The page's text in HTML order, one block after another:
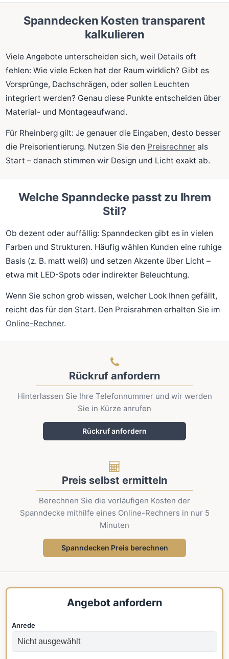
Spanndecken Kosten transparent
kalkulieren
Viele Angebote unterscheiden sich, weil Details oft
fehlen: Wie viele Ecken hat der Raum wirklich? Gibt es
Vorsprünge, Dachschrägen, oder sollen Leuchten
integriert werden? Genau diese Punkte entscheiden über
Material- und Montageaufwand.
Für Rheinberg gilt: Je genauer die Eingaben, desto besser
die Preisorientierung. Nutzen Sie den Preisrechner als
Start – danach stimmen wir Design und Licht exakt ab.
Welche Spanndecke passt zu Ihrem
Stil?
Ob dezent oder auffällig: Spanndecken gibt es in vielen
Farben und Strukturen. Häufig wählen Kunden eine ruhige
Basis (z. B. matt weiß) und setzen Akzente über Licht –
etwa mit LED-Spots oder indirekter Beleuchtung.
Wenn Sie schon grob wissen, welcher Look Ihnen gefällt,
reicht das für den Start. Den Preisrahmen erhalten Sie im
Online-Rechner.
Rückruf anfordern
Hinterlassen Sie Ihre Telefonnummer und wir werden
Sie in Kürze anrufen
Rückruf anfordern
Preis selbst ermitteln
Berechnen Sie die vorläufigen Kosten der
Spanndecke mithilfe eines Online-Rechners in nur 5
Minuten
Spanndecken Preis berechnen
Angebot anfordern
Anrede